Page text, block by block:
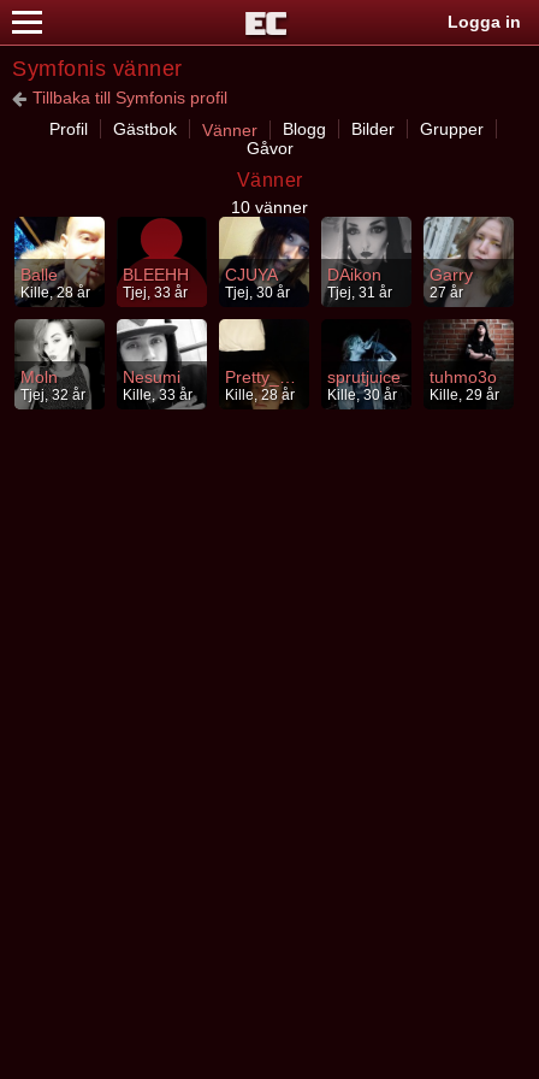
Logga in
Symfonis vänner
Tillbaka till Symfonis profil
Profil
Gästbok Vänner Blogg Bilder
Grupper
Gåvor
Vänner
10 vänner
Balle
Kille, 28 år
BLEEHH
Tjej, 33 år
CJUYA
Tjej, 30 år
DAikon
Tjej, 31 år
Garry
27 år
Moln
Tjej, 32 år
Nesumi
Kille, 33 år
Pretty_Fain
Kille, 28 år
sprutjuice
Kille, 30 år
tuhmo3o
Kille, 29 år